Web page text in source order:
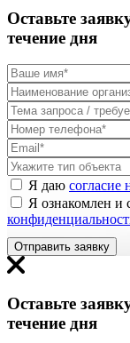
Оставьте
течение дня
Я даю согласие
Я ознакомлен и
Отправить заявку
Оставьте
течение дня